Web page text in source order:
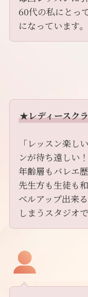
60代の私にとっ
になっています。
★レディースク
「レッスン楽し
ンが待ち遠しい！
年齢層もバレエ
先生方も生徒も
ベルアップ出来
しまうスタジオで